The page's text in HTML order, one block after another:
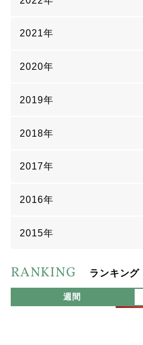
2021年
2020年
2019年
2018年
2017年
2016年
2015年
RANKING ランキング
週間